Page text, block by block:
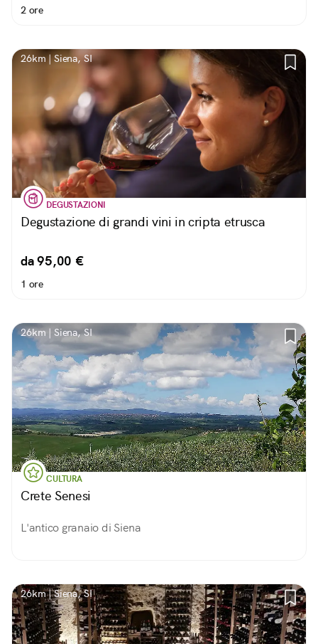
2 ore
26km | Siena, SI
DEGUSTAZIONI
Degustazione di grandi vini in cripta etrusca
da 95,00 €
1 ore
26km | Siena, SI
CULTURA
Crete Senesi
L'antico granaio di Siena
26km | Siena, SI